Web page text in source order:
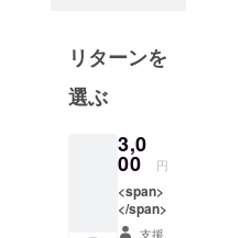
内の学校に
通う高校
生・大学生
成される、
チーム名
「静岡にお
いでよ！」
リターンを
選ぶ
3,0
00 円
<span>
</span>
支援